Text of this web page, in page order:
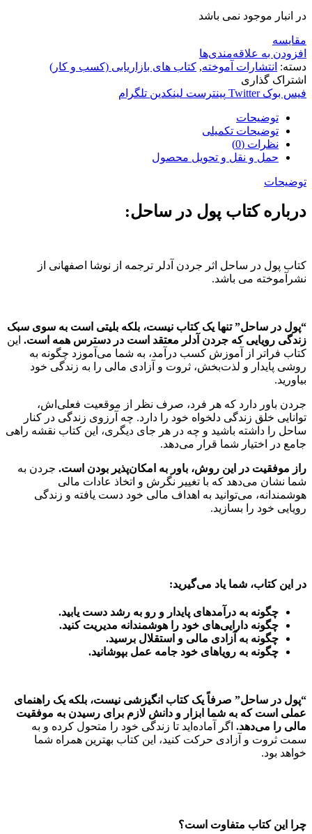
در انبار موجود نمی باشد
مقایسه
افزودن به علاقه‌مندی‌ها
دسته: انتشارات آموخته, کتاب های بازاریابی (کسب و کار)
اشتراک گذاری
فیس بوک Twitter پینترست لینکدین تلگرام
توضیحات
توضیحات تکمیلی
نظرات (0)
حمل و نقل و تحویل محصول
توضیحات
درباره کتاب پول در ساحل:
کتاب پول در ساحل اثر جردن آدلر ترجمه از نوشا اصفهانی از
نشرآموخته می باشد.
“پول در ساحل” تنها یک کتاب نیست، بلکه بلیتی است به سوی سبک
زندگی رویایی که جردن آدلر معتقد است در دسترس همه است. این
کتاب فراتر از آموزش کسب درآمد، به شما می‌آموزد چگونه به
روشی پایدار و لذت‌بخش، ثروت و آزادی مالی را به زندگی خود
بیاورید.
جردن باور دارد که هر فرد، صرف نظر از موقعیت فعلی‌اش،
توانایی خلق زندگی دلخواه خود را دارد. چه آرزوی زندگی در کنار
ساحل را داشته باشید و چه در هر جای دیگری، این کتاب نقشه راهی
جامع در اختیار شما قرار می‌دهد.
راز موفقیت در این روش، باور به امکان‌پذیر بودن است. جردن به
شما نشان می‌دهد که با تغییر نگرش و اتخاذ عادات مالی
هوشمندانه، می‌توانید به اهداف مالی خود دست یافته و زندگی
رویایی خود را بسازید.
در این کتاب، شما یاد می‌گیرید:
چگونه به درآمدهای پایدار و رو به رشد دست یابید.
چگونه دارایی‌های خود را هوشمندانه مدیریت کنید.
چگونه به آزادی مالی و استقلال برسید.
چگونه به رویاهای خود جامه عمل بپوشانید.
“پول در ساحل” صرفاً یک کتاب انگیزشی نیست، بلکه یک راهنمای
عملی است که به شما ابزار و دانش لازم برای رسیدن به موفقیت
مالی را می‌دهد. اگر آماده‌اید تا زندگی خود را متحول کرده و به
سمت ثروت و آزادی حرکت کنید، این کتاب بهترین همراه شما
خواهد بود.
چرا این کتاب متفاوت است؟